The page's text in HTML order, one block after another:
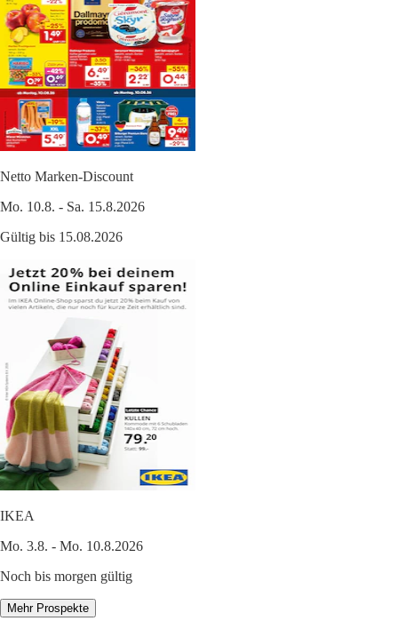
Netto Marken-Discount
Mo. 10.8. - Sa. 15.8.2026
Gültig bis 15.08.2026
IKEA
Mo. 3.8. - Mo. 10.8.2026
Noch bis morgen gültig
Mehr Prospekte